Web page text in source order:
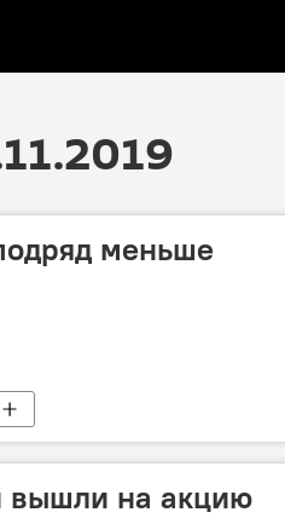
меньше
вышли на акцию